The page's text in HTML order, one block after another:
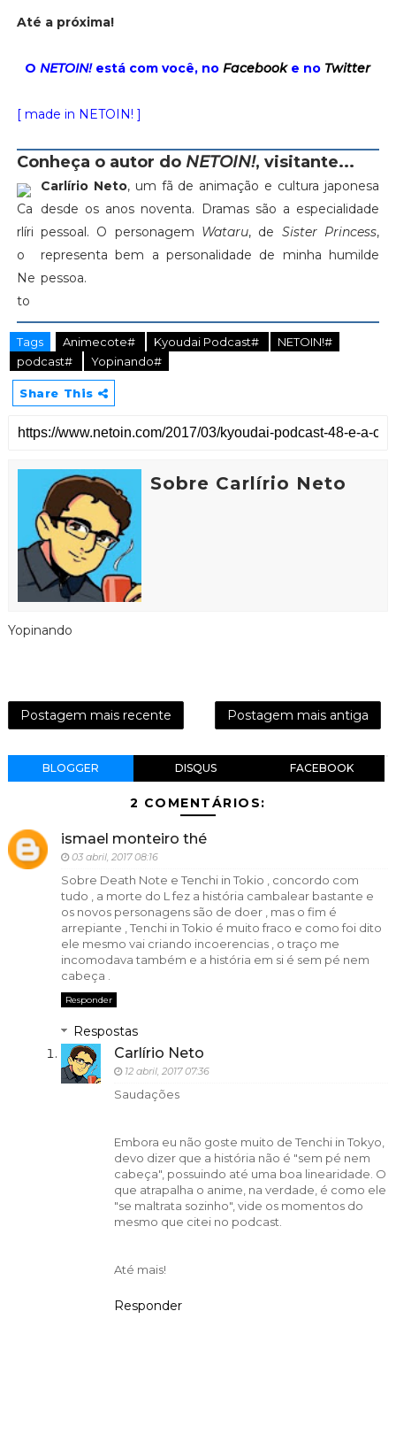
Até a próxima!
ONETOIN!está com você, noFacebooke no Twitter
[ made in NETOIN! ]
Conheça o autor do NETOIN!, visitante...
Carlírio Neto, um fã de animação e cultura japonesa
desde os anos noventa. Dramas são a especialidade
pessoal. O personagem Wataru, de Sister Princess,
representa bem a personalidade de minha humilde
pessoa.
Tags Animecote# Kyoudai Podcast#
NETOIN!#
podcast#
Yopinando#
Share This
Sobre Carlírio Neto
Yopinando
Postagem mais recente Postagem mais antiga
BLOGGER DISQUS FACEBOOK
2 COMENTÁRIOS:
ismael monteiro thé
03 abril, 2017 08:16
Sobre Death Note e Tenchi in Tokio , concordo com
tudo , a morte do L fez a história cambalear bastante e
os novos personagens são de doer , mas o fim é
arrepiante , Tenchi in Tokio é muito fraco e como foi dito
ele mesmo vai criando incoerencias , o traço me
incomodava também e a história em si é sem pé nem
cabeça .
Responder
Respostas
Carlírio Neto
12 abril, 2017 07:36
Saudações
Embora eu não goste muito de Tenchi in Tokyo,
devo dizer que a história não é "sem pé nem
cabeça", possuindo até uma boa linearidade. O
que atrapalha o anime, na verdade, é como ele
"se maltrata sozinho", vide os momentos do
mesmo que citei no podcast.
Até mais!
Responder